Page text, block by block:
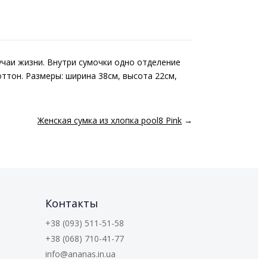
жизни. Внутри сумочки одно отделение
Размеры: ширина 38см, высота 22см,
Женская сумка из хлопка pool8 Pink →
Контакты
+38 (093) 511-51-58
+38 (068) 710-41-77
info@ananas.in.ua